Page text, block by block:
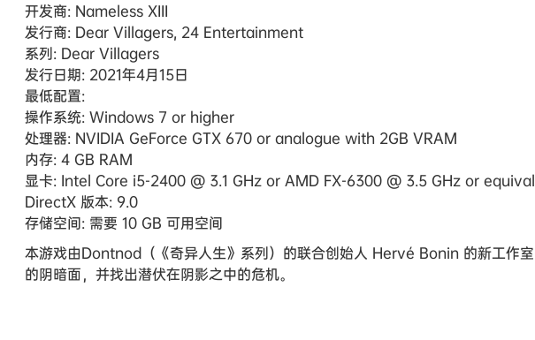
开发商: Nameless XIII
发行商: Dear Villagers, 24 Entertainment
系列: Dear Villagers
发行日期: 2021年4月15日
最低配置:
操作系统: Windows 7 or higher
处理器: NVIDIA GeForce GTX 670 or analogue with 2GB VRAM
内存: 4 GB RAM
显卡: Intel Core i5-2400 @ 3.1 GHz or AMD FX-6300 @ 3.5 GHz or
DirectX 版本: 9.0
存储空间: 需要 10 GB 可用空间
本游戏由Dontnod（《奇异人生》系列）的联合创始人 Hervé Bonin 的新工作
的阴暗面，并找出潜伏在阴影之中的危机。